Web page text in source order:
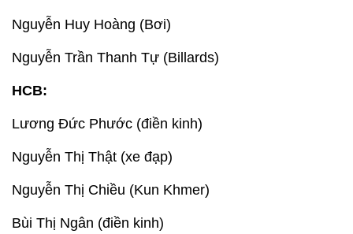
Nguyễn Huy Hoàng (Bơi)
Nguyễn Trần Thanh Tự (Billards)
HCB:
Lương Đức Phước (điền kinh)
Nguyễn Thị Thật (xe đạp)
Nguyễn Thị Chiều (Kun Khmer)
Bùi Thị Ngân (điền kinh)